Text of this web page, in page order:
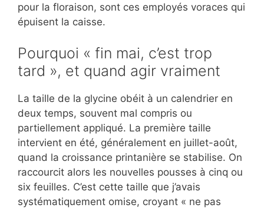
pour la floraison, sont ces employés voraces qui
épuisent la caisse.
Pourquoi « fin mai, c’est trop
tard », et quand agir vraiment
La taille de la glycine obéit à un calendrier en
deux temps, souvent mal compris ou
partiellement appliqué. La première taille
intervient en été, généralement en juillet-août,
quand la croissance printanière se stabilise. On
raccourcit alors les nouvelles pousses à cinq ou
six feuilles. C’est cette taille que j’avais
systématiquement omise, croyant « ne pas